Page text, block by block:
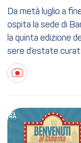
Da metà luglio a
ospita la sede di
la quinta edizione
sere d’estate